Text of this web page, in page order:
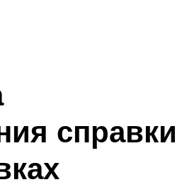
справки